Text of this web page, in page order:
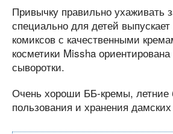
Привычку правильно ухаживать
специально для детей
комиксов с качественными
косметики Missha
сыворотки.
Очень хороши ББ-кремы, летние
пользования и хранения